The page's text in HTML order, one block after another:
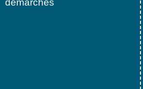
démarches